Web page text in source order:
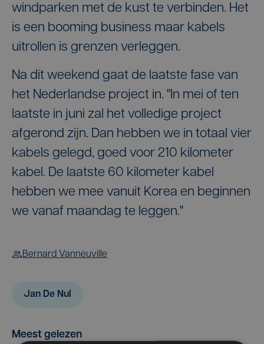
windparken met de kust te verbinden. Het
is een booming business maar kabels
uitrollen is grenzen verleggen.
Na dit weekend gaat de laatste fase van
het Nederlandse project in. "In mei of ten
laatste in juni zal het volledige project
afgerond zijn. Dan hebben we in totaal vier
kabels gelegd, goed voor 210 kilometer
kabel. De laatste 60 kilometer kabel
hebben we mee vanuit Korea en beginnen
we vanaf maandag te leggen."
Bernard Vanneuville
Jan De Nul
Meest gelezen